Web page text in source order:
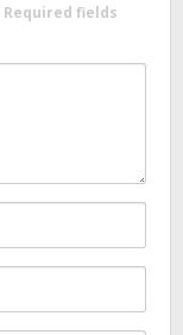
Required fields